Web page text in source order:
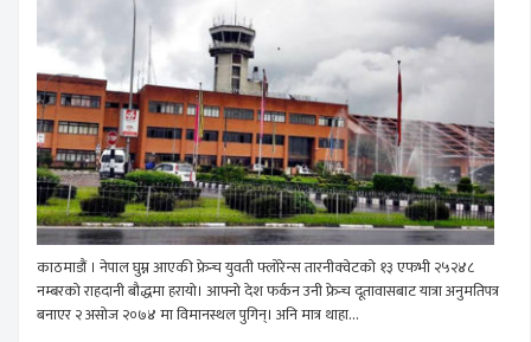
काठमाडौं । नेपाल घुम्न आएकी फ्रेन्च युवती फ्लोरेन्स तारनीक्वेटको १३ एफभी २५२४८
नम्बरको राहदानी बौद्धमा हरायो। आफ्नो देश फर्कन उनी फ्रेन्च दूतावासबाट यात्रा अनुमतिपत्र
बनाएर २ असोज २०७४ मा विमानस्थल पुगिन्। अनि मात्र थाहा...